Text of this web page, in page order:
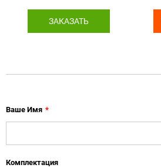
ЗАКАЗАТЬ
Ваше Имя *
Комплектация